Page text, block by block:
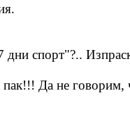
спорт"?..
Да не говорим,